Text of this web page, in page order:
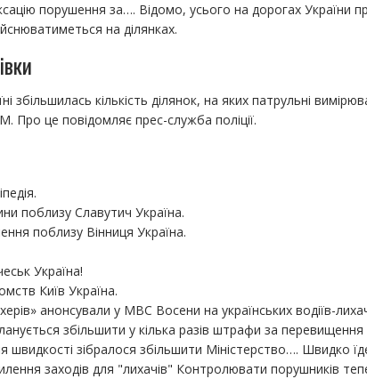
порушення за…. Відомо, усього на дорогах України
на ділянках.
збільшилась кількість ділянок, на яких патрульні
Про це повідомляє прес-служба поліції.
поблизу Славутич Україна.
поблизу Вінниця Україна.
Україна!
Київ Україна.
анонсували у МВС Восени на українських водіїв-
збільшити у кілька разів штрафи за перевищення
зібралося збільшити Міністерство…. Швидко
заходів для "лихачів" Контролювати порушників